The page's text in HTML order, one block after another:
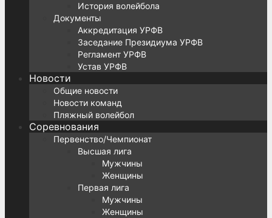
История волейбола
Документы
Аккредитация УРФВ
Заседание Президиума УРФВ
Регламент УРФВ
Устав УРФВ
Новости
Общие новости
Новости команд
Пляжный волейбол
Соревнования
Первенство/Чемпионат
Высшая лига
Мужчины
Женщины
Первая лига
Мужчины
Женщины